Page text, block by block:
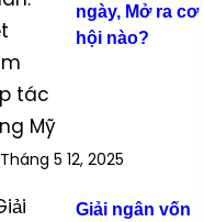
ngày, Mở ra cơ
hội nào?
Tháng 5 12, 2025
Giải ngân vốn